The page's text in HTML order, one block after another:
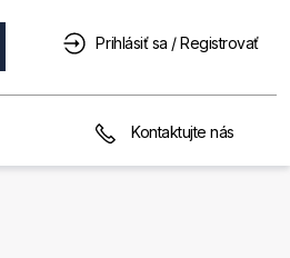
Prihlásiť sa / Registrovať
Kontaktujte nás